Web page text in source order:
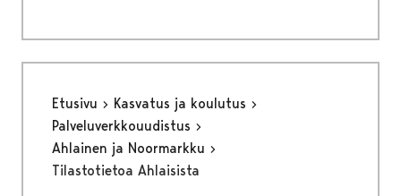
Etusivu
Kasvatus ja koulutus
Palveluverkkouudistus
Ahlainen ja Noormarkku
Tilastotietoa Ahlaisista